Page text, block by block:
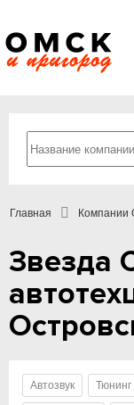
Главная Компании
Звезда
Автозвук Тюнинг